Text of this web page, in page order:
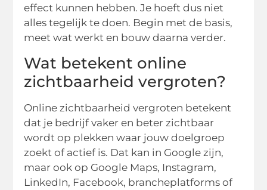
effect kunnen hebben. Je hoeft dus niet
alles tegelijk te doen. Begin met de basis,
meet wat werkt en bouw daarna verder.
Wat betekent online
zichtbaarheid vergroten?
Online zichtbaarheid vergroten betekent
dat je bedrijf vaker en beter zichtbaar
wordt op plekken waar jouw doelgroep
zoekt of actief is. Dat kan in Google zijn,
maar ook op Google Maps, Instagram,
LinkedIn, Facebook, brancheplatforms of